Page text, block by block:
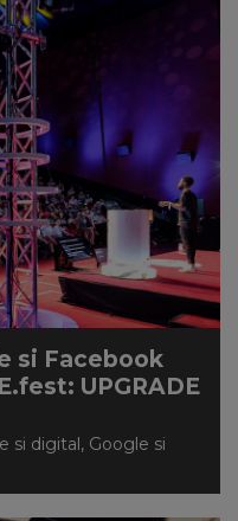
si Facebook
UPGRADE
si digital, Google si